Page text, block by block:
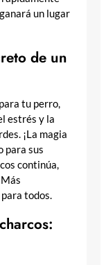
un lugar
de un
tu perro,
estrés y la
¡La magia
para sus
continúa,
todos.